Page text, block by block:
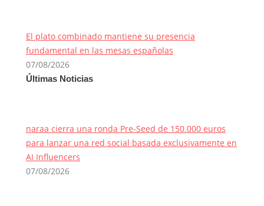
El plato combinado mantiene su presencia
fundamental en las mesas españolas
07/08/2026
Últimas Noticias
naraa cierra una ronda Pre-Seed de 150.000 euros
para lanzar una red social basada exclusivamente en
AI Influencers
07/08/2026